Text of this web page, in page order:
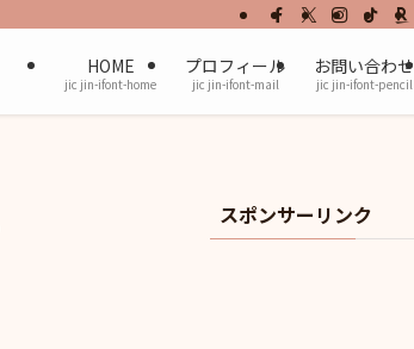
HOME
jic jin-ifont-home
プロフィール
jic jin-ifont-mail
お問い合わせ
jic jin-ifont-pencil
スポンサーリンク